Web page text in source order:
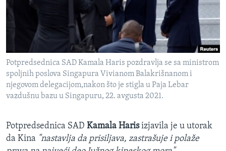
INTERVJU
Potpredsednica SAD Kamala Haris pozdravlja se sa ministrom
spoljnih poslova Singapura Vivianom Balakrišnanom i
njegovom delegacijom,nakon što je stigla u Paja Lebar
vazdušnu bazu u Singapuru, 22. avgusta 2021.
Potpredsednica SAD Kamala Harisizjavila je u utorak
da Kina "nastavlja da prisiljava, zastrašuje i polaže